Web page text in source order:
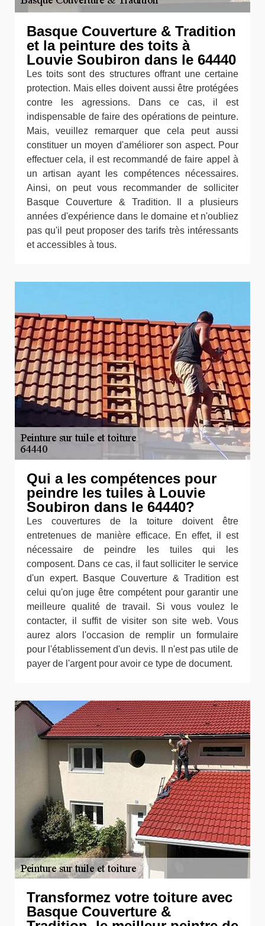
Basque Couverture & Tradition
et la peinture des toits à
Louvie Soubiron dans le 64440
Les toits sont des structures offrant une certaine
protection. Mais elles doivent aussi être protégées
contre les agressions. Dans ce cas, il est
indispensable de faire des opérations de peinture.
Mais, veuillez remarquer que cela peut aussi
constituer un moyen d'améliorer son aspect. Pour
effectuer cela, il est recommandé de faire appel à
un artisan ayant les compétences nécessaires.
Ainsi, on peut vous recommander de solliciter
Basque Couverture & Tradition. Il a plusieurs
années d'expérience dans le domaine et n'oubliez
pas qu'il peut proposer des tarifs très intéressants
et accessibles à tous.
Qui a les compétences pour
peindre les tuiles à Louvie
Soubiron dans le 64440?
Les couvertures de la toiture doivent être
entretenues de manière efficace. En effet, il est
nécessaire de peindre les tuiles qui les
composent. Dans ce cas, il faut solliciter le service
d'un expert. Basque Couverture & Tradition est
celui qu'on juge être compétent pour garantir une
meilleure qualité de travail. Si vous voulez le
contacter, il suffit de visiter son site web. Vous
aurez alors l'occasion de remplir un formulaire
pour l'établissement d'un devis. Il n'est pas utile de
payer de l'argent pour avoir ce type de document.
Transformez votre toiture avec
Basque Couverture &